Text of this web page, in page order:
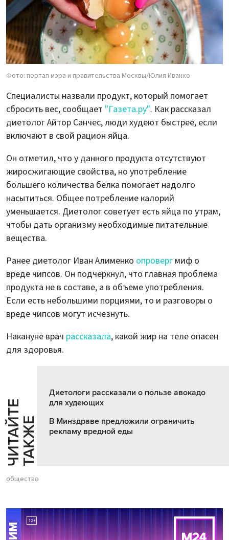
Фото: портал мэра и правительства Москвы/Юлия Иванко
Специалисты назвали продукт, который помогает
сбросить вес, сообщает "Газета.ру". Как рассказал
диетолог Айтор Санчес, люди худеют быстрее, если
включают в свой рацион яйца.
Он отметил, что у данного продукта отсутствуют
жиросжигающие свойства, но употребление
большего количества белка помогает надолго
насытиться. Общее потребление калорий
уменьшается. Диетолог советует есть яйца по утрам,
чтобы дать организму необходимые питательные
вещества.
Ранее диетолог Иван Алименко опроверг миф о
вреде чипсов. Он подчеркнул, что главная проблема
продукта не в составе, а в объеме употребления.
Если есть небольшими порциями, то и разговоры о
вреде чипсов могут исчезнуть.
Накануне врач рассказала, какой жир на теле опасен
для здоровья.
Ч
И
Т
АЙ
Т
Е
Т
А
К
ЖЕ
Диетологи рассказали о пользе авокадо
для худеющих
В Минздраве предложили ограничить
рекламу вредной еды
общество